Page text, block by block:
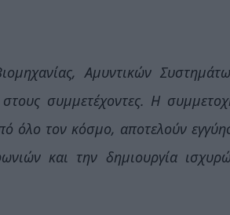
Αμυντικών
στους συμμετέχοντες. Η
όλο τον κόσμο, αποτελούν
και την δημιουργία